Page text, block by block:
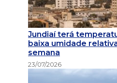
Jundiaí terá
baixa umidade
semana
23/07/2026